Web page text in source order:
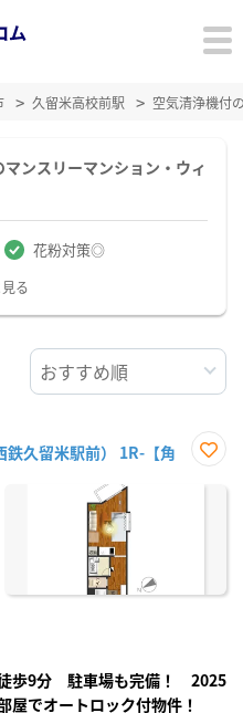
久留米高校前駅 空気清浄機付
ンスリーマンション・ウィ
花粉対策◎
る
久留米駅前） 1R-【角
に入
徒歩9分 駐車場も完備！ 2025
屋でオートロック付物件！